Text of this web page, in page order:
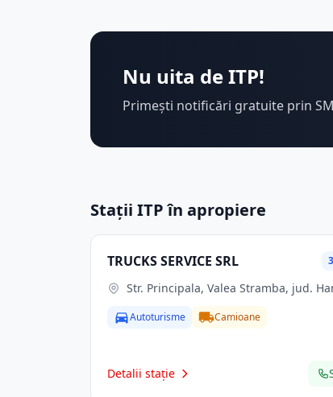
Nu uita de ITP!
Primești notificări gratuite prin
Stații ITP în apropiere
TRUCKS SERVICE SRL
Str. Principala, Valea Stramba, jud.
Autoturisme Camioane
Detalii stație